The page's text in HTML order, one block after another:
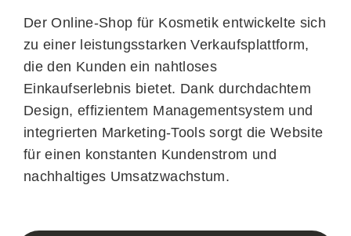
Der Online-Shop für Kosmetik entwickelte sich
zu einer leistungsstarken Verkaufsplattform,
die den Kunden ein nahtloses
Einkaufserlebnis bietet. Dank durchdachtem
Design, effizientem Managementsystem und
integrierten Marketing-Tools sorgt die Website
für einen konstanten Kundenstrom und
nachhaltiges Umsatzwachstum.